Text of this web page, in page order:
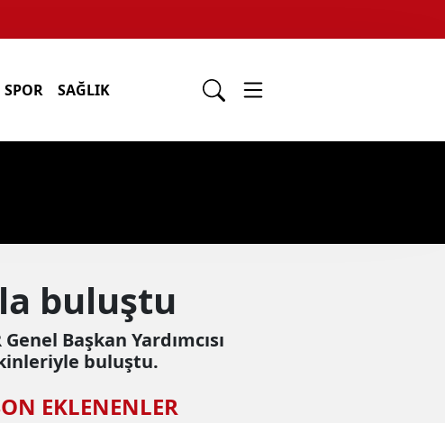
SPOR SAĞLIK
buluştu
Başkan Yardımcısı
buluştu.
EKLENENLER